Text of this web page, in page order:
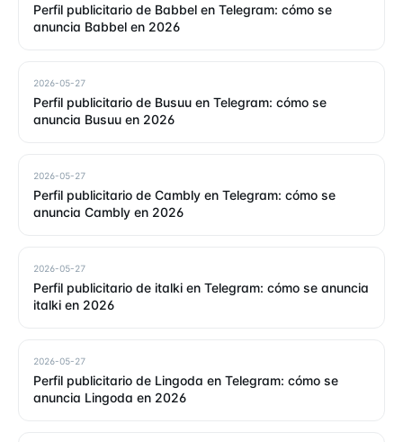
Perfil publicitario de Babbel en Telegram: cómo se
anuncia Babbel en 2026
2026-05-27
Perfil publicitario de Busuu en Telegram: cómo se
anuncia Busuu en 2026
2026-05-27
Perfil publicitario de Cambly en Telegram: cómo se
anuncia Cambly en 2026
2026-05-27
Perfil publicitario de italki en Telegram: cómo se anuncia
italki en 2026
2026-05-27
Perfil publicitario de Lingoda en Telegram: cómo se
anuncia Lingoda en 2026